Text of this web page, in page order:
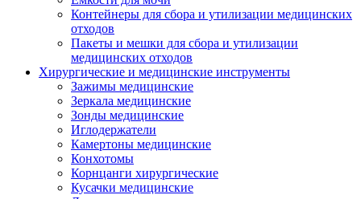
Контейнеры для сбора и утилизации медицинских
отходов
Пакеты и мешки для сбора и утилизации
медицинских отходов
Хирургические и медицинские инструменты
Зажимы медицинские
Зеркала медицинские
Зонды медицинские
Иглодержатели
Камертоны медицинские
Конхотомы
Корнцанги хирургические
Кусачки медицинские